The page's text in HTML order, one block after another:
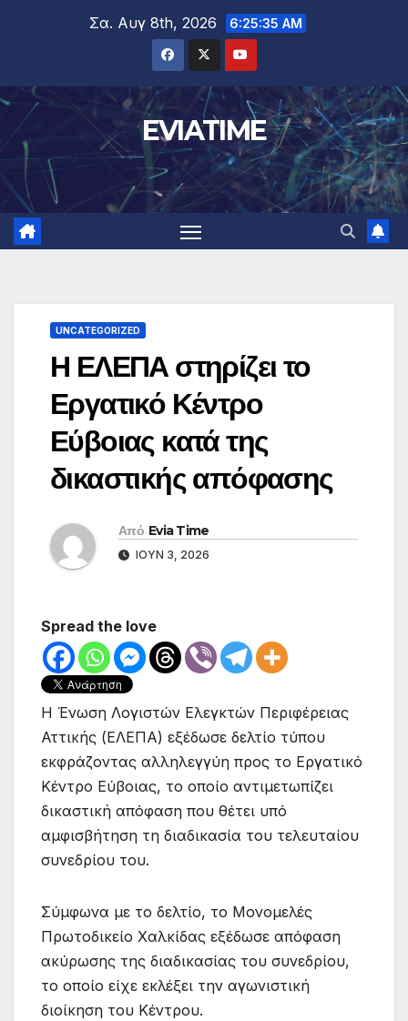
Σα. Αυγ 8th, 2026 6:25:36 AM
EVIATIME
UNCATEGORIZED
Η ΕΛΕΠΑ στηρίζει το
Εργατικό Κέντρο
Εύβοιας κατά της
δικαστικής απόφασης
Από Evia Time
ΙΟΎΝ 3, 2026
Spread the love
Η Ένωση Λογιστών Ελεγκτών Περιφέρειας
Αττικής (ΕΛΕΠΑ) εξέδωσε δελτίο τύπου
εκφράζοντας αλληλεγγύη προς το Εργατικό
Κέντρο Εύβοιας, το οποίο αντιμετωπίζει
δικαστική απόφαση που θέτει υπό
αμφισβήτηση τη διαδικασία του τελευταίου
συνεδρίου του.
Σύμφωνα με το δελτίο, το Μονομελές
Πρωτοδικείο Χαλκίδας εξέδωσε απόφαση
ακύρωσης της διαδικασίας του συνεδρίου,
το οποίο είχε εκλέξει την αγωνιστική
διοίκηση του Κέντρου.